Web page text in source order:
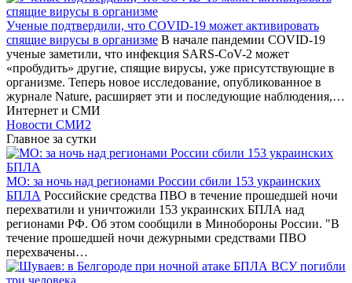
Ученые подтвердили, что COVID-19 может активировать
спящие вирусы в организме В начале пандемии COVID-19
ученые заметили, что инфекция SARS-CoV-2 может
«пробудить» другие, спящие вирусы, уже присутствующие в
организме. Теперь новое исследование, опубликованное в
журнале Nature, расширяет эти и последующие наблюдения,…
Интернет и СМИ
Новости СМИ2
Главное за сутки
МО: за ночь над регионами России сбили 153 украинских
БПЛА Российские средства ПВО в течение прошедшей ночи
перехватили и уничтожили 153 украинских БПЛА над
регионами РФ. Об этом сообщили в Минобороны России. "В
течение прошедшей ночи дежурными средствами ПВО
перехвачены…